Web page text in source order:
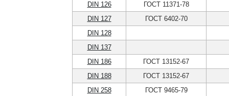
DIN 126
ГОСТ 11371-78
DIN 127
ГОСТ 6402-70
DIN 128
DIN 137
DIN 186
ГОСТ 13152-67
DIN 188
ГОСТ 13152-67
DIN 258
ГОСТ 9465-79